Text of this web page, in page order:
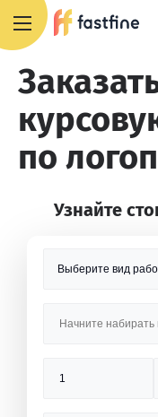
по
Узнайте